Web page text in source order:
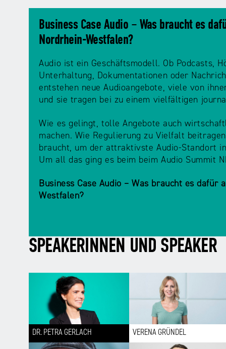
Business Case Audio – Was braucht es
Nordrhein-Westfalen?
Audio ist ein Geschäftsmodell. Ob Podcasts,
Unterhaltung, Dokumentationen oder
entstehen neue Audioangebote, viele von
und sie tragen bei zu einem vielfältigen
Wie es gelingt, tolle Angebote auch
machen. Wie Regulierung zu Vielfalt
braucht, um der attraktivste Audio-Standort
Um all das ging es beim beim Audio Summit
Business Case Audio – Was braucht es dafür
Westfalen?
SPEAKERINNEN UND SPEAKER
DR. PETRA GERLACH VERENA GRÜNDEL